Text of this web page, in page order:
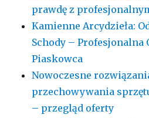
prawdę z
Kamienne Arcydzieła:
Schody – Profesjonalna
Piaskowca
Nowoczesne
przechowywania
– przegląd oferty